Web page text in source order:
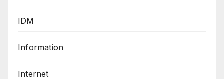
IDM
Information
Internet